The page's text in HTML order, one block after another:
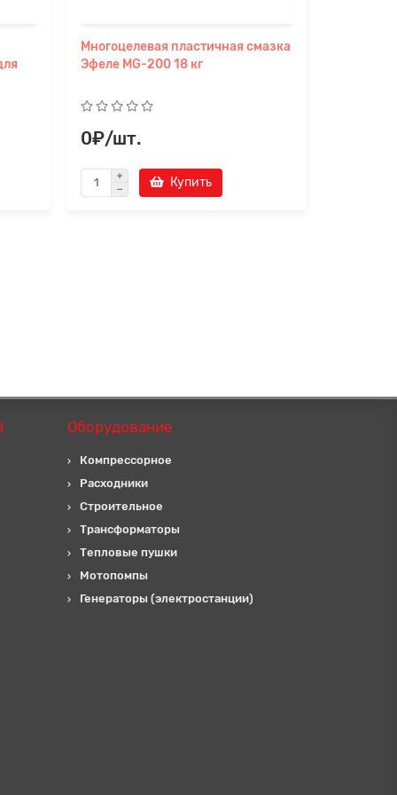
Многоцелевая пластичная смазка
Эфеле MG-200 18 кг
0₽/шт.
Купить
Оборудование
Компрессорное
Расходники
Строительное
Трансформаторы
Тепловые пушки
Мотопомпы
Генераторы (электростанции)